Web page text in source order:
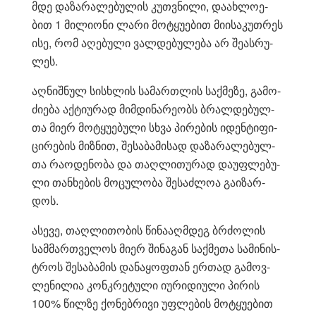
მდე და­ზა­რა­ლე­ბუ­ლის კუთ­ვნი­ლი, და­ახ­ლო­ე­
ბით 1 მი­ლი­ო­ნი ლარი მო­ტყუ­ე­ბით მი­ი­სა­კუთ­რეს
ისე, რომ აღე­ბუ­ლი ვალ­დე­ბუ­ლე­ბა არ შე­ას­რუ­
ლეს.
აღ­ნიშ­ნულ სის­ხლის სა­მარ­თლის საქ­მე­ზე, გა­მო­
ძი­ე­ბა აქ­ტი­უ­რად მიმ­დი­ნა­რე­ობს ბრალ­დე­ბულ­
თა მიერ მო­ტყუ­ე­ბუ­ლი სხვა პი­რე­ბის იდენ­ტი­ფი­
ცი­რე­ბის მიზ­ნით, შე­სა­ბა­მი­სად და­ზა­რა­ლე­ბულ­
თა რა­ო­დე­ნო­ბა და თაღ­ლი­თუ­რად და­უფ­ლე­ბუ­
ლი თან­ხე­ბის მო­ცუ­ლო­ბა შე­საძ­ლოა გა­ი­ზარ­
დოს.
ასე­ვე, თაღ­ლი­თო­ბის წი­ნა­აღ­მდეგ ბრძო­ლის
სამ­მარ­თვე­ლოს მიერ ში­ნა­გან საქ­მე­თა სა­მი­ნის­
ტროს შე­სა­ბა­მის და­ნა­ყოფ­თან ერ­თად გა­მოვ­
ლე­ნი­ლია კონ­კრე­ტუ­ლი იუ­რი­დი­უ­ლი პი­რის
100% წილ­ზე ქო­ნებ­რი­ვი უფ­ლე­ბის მო­ტყუ­ე­ბით